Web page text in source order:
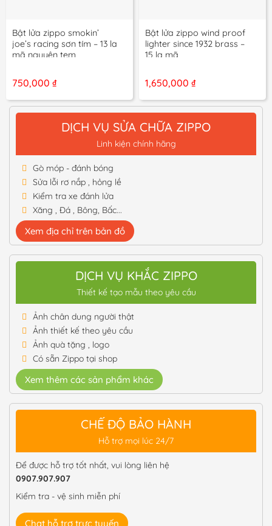
Bật lửa zippo smokin’
joe’s racing sơn tím – 13 la
mã nguyên tem
750,000 ₫
Bật lửa zippo wind proof
lighter since 1932 brass –
15 la mã
1,650,000 ₫
DỊCH VỤ SỬA CHỮA ZIPPO
Linh kiện chính hãng
Gò móp - đánh bóng
Sửa lỗi rơ nắp , hỏng lề
Kiểm tra xe đánh lửa
Xăng , Đá , Bông, Bấc...
Xem địa chỉ trên bản đồ
DỊCH VỤ KHẮC ZIPPO
Thiết kế tạo mẫu theo yêu cầu
Ảnh chân dung người thật
Ảnh thiết kế theo yêu cầu
Ảnh quà tặng , logo
Có sẵn Zippo tại shop
Xem thêm các sản phẩm khác
CHẾ ĐỘ BẢO HÀNH
Hỗ trợ mọi lúc 24/7
Để được hỗ trợ tốt nhất, vui lòng liên hệ
0907.907.907
Kiểm tra - vệ sinh miễn phí
Chat hỗ trợ trực tuyến